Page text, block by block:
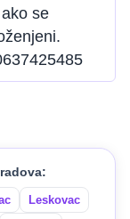
se
Leskovac